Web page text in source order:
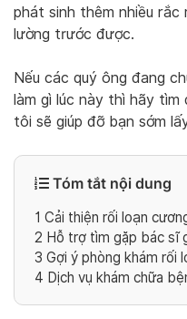
phát sinh thêm nhiều rắc
lường trước được.
Nếu các quý ông đang
làm gì lúc này thì hãy tìm
tôi sẽ giúp đỡ bạn sớm
Tóm tắt nội dung
1 Cải thiện rối loạn
2 Hỗ trợ tìm gặp bác sĩ
3 Gợi ý phòng khám rối
4 Dịch vụ khám chữa